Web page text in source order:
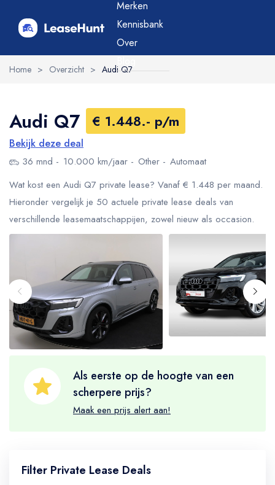
Merken
Kennisbank
Over
Home > Overzicht > Audi Q7
Audi Q7 € 1.448.- p/m
Bekijk deze deal
36 mnd 10.000 km/jaar Other
Automaat
Wat kost een Audi Q7 private lease? Vanaf € 1.448 per maand.
Hieronder vergelijk je 50 actuele private lease deals van
verschillende leasemaatschappijen, zowel nieuw als occasion.
Als eerste op de hoogte van een
scherpere prijs?
Maak een prijs alert aan!
Filter Private Lease Deals